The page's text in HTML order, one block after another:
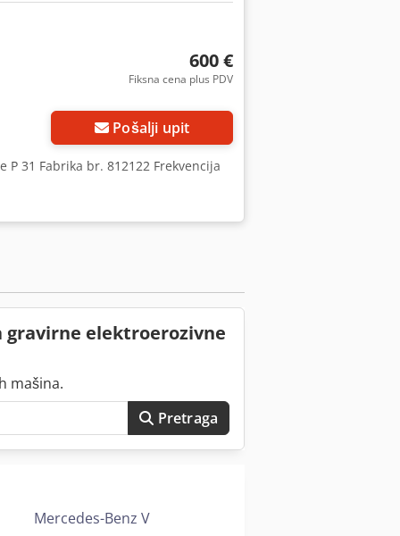
600 €
Fiksna cena plus PDV
Pošalji upit
P 31 Fabrika br. 812122 Frekvencija
gravirne elektroerozivne
mašina.
Pretraga
Mercedes-Benz V